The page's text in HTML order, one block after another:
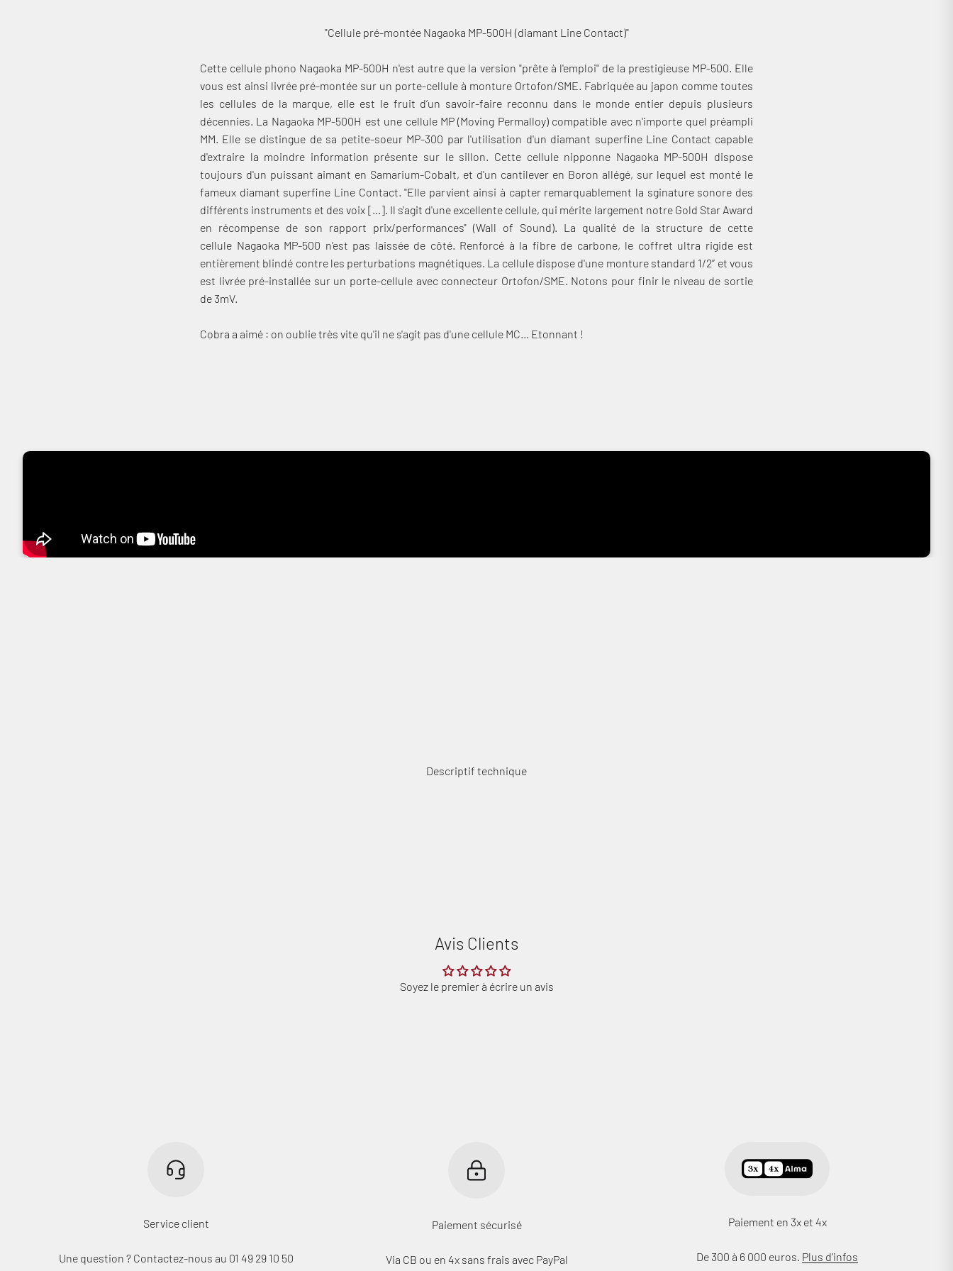
"Cellule pré-montée Nagaoka MP-500H (diamant Line Contact)"
Cette cellule phono Nagaoka MP-500H n'est autre que la version "prête à l'emploi" de la prestigieuse MP-500. Elle
vous est ainsi livrée pré-montée sur un porte-cellule à monture Ortofon/SME. Fabriquée au japon comme toutes
les cellules de la marque, elle est le fruit d’un savoir-faire reconnu dans le monde entier depuis plusieurs
décennies. La Nagaoka MP-500H est une cellule MP (Moving Permalloy) compatible avec n'importe quel préampli
MM. Elle se distingue de sa petite-soeur MP-300 par l'utilisation d'un diamant superfine Line Contact capable
d'extraire la moindre information présente sur le sillon. Cette cellule nipponne Nagaoka MP-500H dispose
toujours d'un puissant aimant en Samarium-Cobalt, et d'un cantilever en Boron allégé, sur lequel est monté le
fameux diamant superfine Line Contact. "Elle parvient ainsi à capter remarquablement la sginature sonore des
différents instruments et des voix [...]. Il s'agit d'une excellente cellule, qui mérite largement notre Gold Star Award
en récompense de son rapport prix/performances" (Wall of Sound). La qualité de la structure de cette
cellule Nagaoka MP-500 n’est pas laissée de côté. Renforcé à la fibre de carbone, le coffret ultra rigide est
entièrement blindé contre les perturbations magnétiques. La cellule dispose d'une monture standard 1/2’’ et vous
est livrée pré-installée sur un porte-cellule avec connecteur Ortofon/SME. Notons pour finir le niveau de sortie
de 3mV.
Cobra a aimé : on oublie très vite qu'il ne s'agit pas d'une cellule MC... Etonnant !
Descriptif technique
Avis Clients
Soyez le premier à écrire un avis
Service client
Une question ? Contactez-nous au 01 49 29 10 50
Paiement sécurisé
Via CB ou en 4x sans frais avec PayPal
Paiement en 3x et 4x
De 300 à 6 000 euros. Plus d'infos
enregistrés.